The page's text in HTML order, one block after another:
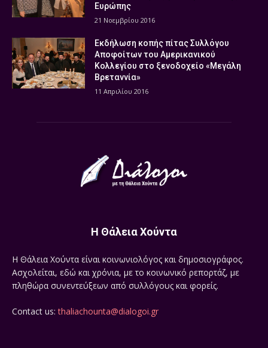
Ευρώπης
21 Νοεμβρίου 2016
Εκδήλωση κοπής πίτας Συλλόγου
Αποφοίτων του Αμερικανικού
Κολλεγίου στο ξενοδοχείο «Μεγάλη
Βρεταννία»
11 Απριλίου 2016
Η Θάλεια Χούντα
Η Θάλεια Χούντα είναι κοινωνιολόγος και δημοσιογράφος.
Ασχολείται, εδώ και χρόνια, με το κοινωνικό ρεπορτάζ, με
πληθώρα συνεντεύξεων από συλλόγους και φορείς.
Contact us:thaliachounta@dialogoi.gr